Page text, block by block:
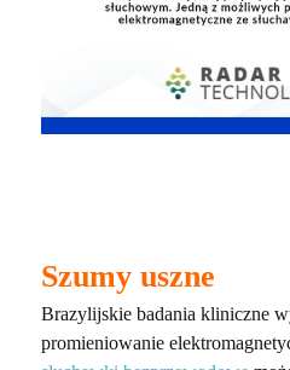
Szumy uszne
Brazylijskie badania kliniczne
promieniowanie